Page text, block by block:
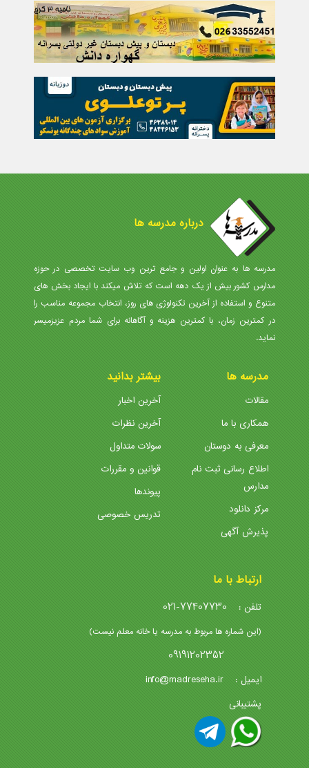
درباره مدرسه ها
مدرسه ها به عنوان اولین و جامع ترین وب سایت تخصصی در حوزه
مدارس کشور بیش از یک دهه است که تلاش میکند با ایجاد بخش های
متنوع و استفاده از آخرین تکنولوژی های روز، انتخاب مجموعه مناسب را
در کمترین زمان، با کمترین هزینه و آگاهانه برای شما مردم عزیزمیسر
نماید.
مدرسه ها
مقالات
همکاری با ما
معرفی به دوستان
اطلاع رسانی ثبت نام
مدارس
مرکز دانلود
پذیرش آگهی
بیشتر بدانید
آخرین اخبار
آخرین نظرات
سولات متداول
قوانین و مقررات
پیوندها
تدریس خصوصی
ارتباط با ما
تلفن : 021-77407730
(این شماره ها مربوط به مدرسه یا خانه معلم نیست)
09191202352
ایمیل : info@madreseha.ir
پشتیبانی